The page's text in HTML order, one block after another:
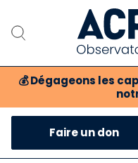
💰 Dégageons les
Notre
Faire un don